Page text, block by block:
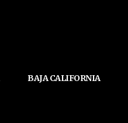
BAJA CALIFORNIA